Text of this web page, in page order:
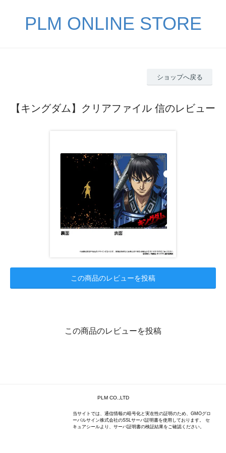
PLM ONLINE STORE
ショップへ戻る
【キングダム】クリアファイル 信のレビュー
この商品のレビューを投稿
この商品のレビューを投稿
PLM CO.,LTD
当サイトでは、通信情報の暗号化と実在性の証明のため、GMOグロ
ーバルサイン株式会社のSSLサーバ証明書を使用しております。 セ
キュアシールより、サーバ証明書の検証結果をご確認ください。